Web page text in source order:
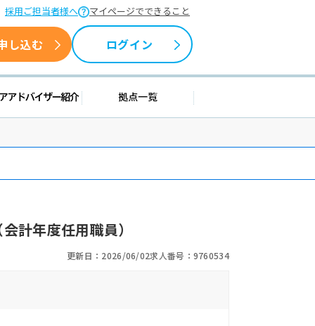
採用ご担当者様へ マイページでできること
し込む ログイン
報 キャリアアドバイザー紹介 拠点一覧
計年度任用職員）
更新日：2026/06/02求人番号：9760534